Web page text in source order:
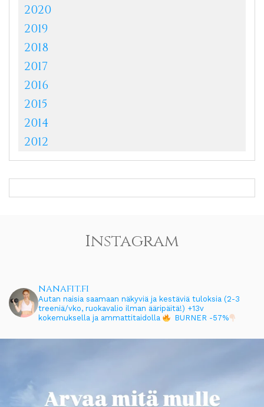
2020
2019
2018
2017
2016
2015
2014
2012
Instagram
nanafit.fi
Autan naisia saamaan näkyviä ja kestäviä tuloksia (2-3
treeniä/vko, ruokavalio ilman ääripäitä!) +13v
kokemuksella ja ammattitaidolla
BURNER -57%